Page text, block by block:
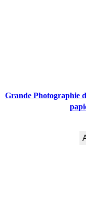
Grande Photographie